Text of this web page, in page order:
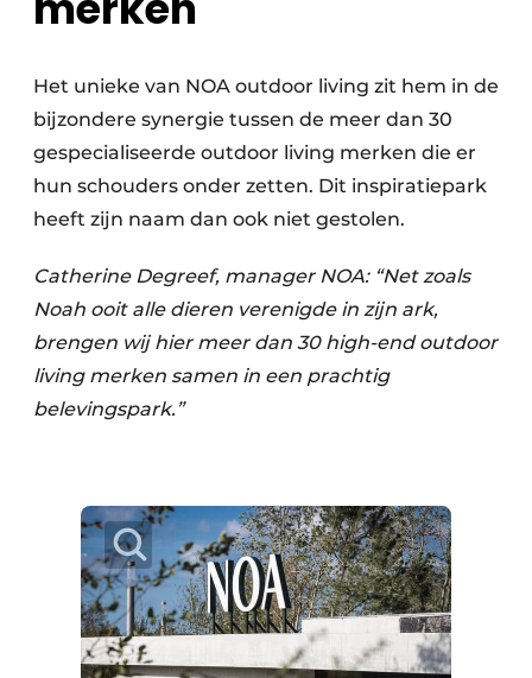
Het unieke van NOA outdoor living zit hem in de
bijzondere synergie tussen de meer dan 30
gespecialiseerde outdoor living merken die er
hun schouders onder zetten. Dit inspiratiepark
heeft zijn naam dan ook niet gestolen.
Catherine Degreef, manager NOA: “Net zoals
Noah ooit alle dieren verenigde in zijn ark,
brengen wij hier meer dan 30 high-end outdoor
living merken samen in een prachtig
belevingspark.”